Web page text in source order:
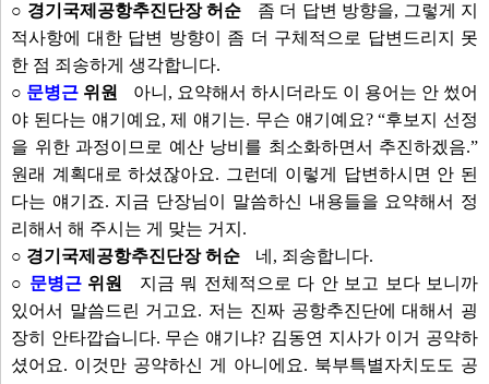
○ 경기국제공항추진단장 허순
좀 더 답변 방향을, 그렇게 지
적사항에 대한 답변 방향이 좀 더 구체적으로 답변드리지 못
한 점 죄송하게 생각합니다.
○ 문병근 위원
아니, 요약해서 하시더라도 이 용어는 안 썼어
야 된다는 얘기예요, 제 얘기는. 무슨 얘기예요? “후보지 선정
을 위한 과정이므로 예산 낭비를 최소화하면서 추진하겠음.”
원래 계획대로 하셨잖아요. 그런데 이렇게 답변하시면 안 된
다는 얘기죠. 지금 단장님이 말씀하신 내용들을 요약해서 정
리해서 해 주시는 게 맞는 거지.
○ 경기국제공항추진단장 허순
네, 죄송합니다.
○ 문병근위원
지금 뭐 전체적으로 다 안 보고 보다 보니까
있어서 말씀드린 거고요. 저는 진짜 공항추진단에 대해서 굉
장히 안타깝습니다. 무슨 얘기냐? 김동연 지사가 이거 공약하
셨어요. 이것만 공약하신 게 아니에요. 북부특별자치도도 공